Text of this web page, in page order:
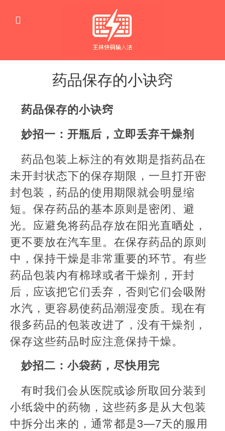
药品保存的小诀窍
药品保存的小诀窍
妙招一：开瓶后，立即丢弃干燥剂
药品包装上标注的有效期是指药品在
未开封状态下的保存期限，一旦打开密
封包装，药品的使用期限就会明显缩
短。保存药品的基本原则是密闭、避
光。应避免将药品存放在阳光直晒处，
更不要放在汽车里。在保存药品的原则
中，保持干燥是非常重要的环节。有些
药品包装内有棉球或者干燥剂，开封
后，应该把它们丢弃，否则它们会吸附
水汽，更容易使药品潮湿变质。现在有
很多药品的包装改进了，没有干燥剂，
保存这些药品时应注意保持干燥。
妙招二：小袋药，尽快用完
有时我们会从医院或诊所取回分装到
小纸袋中的药物，这些药多是从大包装
中拆分出来的，通常都是3—7天的服用